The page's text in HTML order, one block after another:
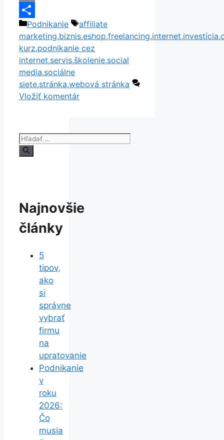
Copy
Link
Share
Kategórie
Podnikanie Značky
affiliate
marketing,biznis,eshop,freelancing,internet,investícia,
kurz,podnikanie cez
internet,servis,školenie,social
media,sociálne
siete,stránka,webová stránka
Vložiť komentár
Hľadať:
Najnovšie
články
5
tipov,
ako
si
správne
vybrať
firmu
na
upratovanie
Podnikanie
v
roku
2026:
Čo
musia